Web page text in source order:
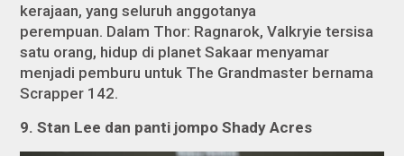
kerajaan, yang seluruh anggotanya
perempuan. Dalam Thor: Ragnarok, Valkryie tersisa
satu orang, hidup di planet Sakaar menyamar
menjadi pemburu untuk The Grandmaster bernama
Scrapper 142.
9. Stan Lee dan panti jompo Shady Acres